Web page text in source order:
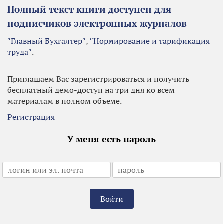
Полный текст книги доступен для
подписчиков электронных журналов
″Главный Бухгалтер″, ″Нормирование и тарификация
труда″.
Приглашаем Вас зарегистрироваться и получить
бесплатный демо-доступ на три дня ко всем
материалам в полном объеме.
Регистрация
У меня есть пароль
Войти